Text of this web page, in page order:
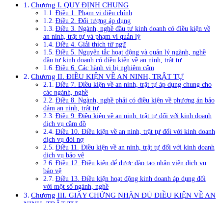
Chương I. QUY ĐỊNH CHUNG
Điều 1. Phạm vi điều chỉnh
Điều 2. Đối tượng áp dụng
Điều 3. Ngành, nghề đầu tư kinh doanh có điều kiện về
an ninh, trật tự và phạm vi quản lý
Điều 4. Giải thích từ ngữ
Điều 5. Nguyên tắc hoạt động và quản lý ngành, nghề
đầu tư kinh doanh có điều kiện về an ninh, trật tự
Điều 6. Các hành vi bị nghiêm cấm
Chương II. ĐIỀU KIỆN VỀ AN NINH, TRẬT TỰ
Điều 7. Điều kiện về an ninh, trật tự áp dụng chung cho
các ngành, nghề
Điều 8. Ngành, nghề phải có điều kiện về phương án bảo
đảm an ninh, trật tự
Điều 9. Điều kiện về an ninh, trật tự đối với kinh doanh
dịch vụ cầm đồ
Điều 10. Điều kiện về an ninh, trật tự đối với kinh doanh
dịch vụ đòi nợ
Điều 11. Điều kiện về an ninh, trật tự đối với kinh doanh
dịch vụ bảo vệ
Điều 12. Điều kiện để được đào tạo nhân viên dịch vụ
bảo vệ
Điều 13. Điều kiện hoạt động kinh doanh áp dụng đối
với một số ngành, nghề
Chương III. GIẤY CHỨNG NHẬN ĐỦ ĐIỀU KIỆN VỀ AN